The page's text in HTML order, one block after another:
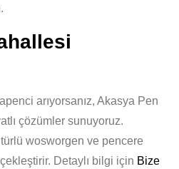
.
arıyorsanız, Akasya Pen
çözümler sunuyoruz.
wosworgen ve pencere
Detaylı bilgi için Bize